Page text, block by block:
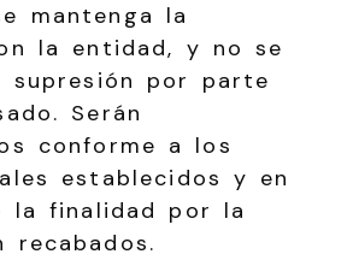
mantenga la
la entidad, y no se
supresión por parte
Serán
conforme a los
establecidos y en
la finalidad por la
recabados.